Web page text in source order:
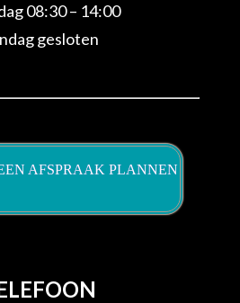
08:30 – 14:00
gesloten
AFSPRAAK PLANNEN